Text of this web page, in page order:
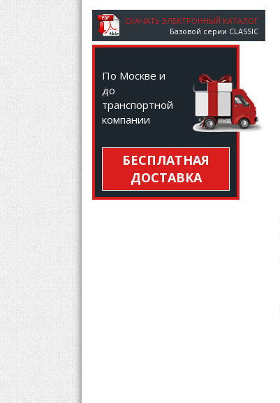
СКАЧАТЬ ЭЛЕКТРОННЫЙ КАТАЛОГ
Базовой серии CLASSIC
По Москве и
до
транспортной
компании
БЕСПЛАТНАЯ
ДОСТАВКА